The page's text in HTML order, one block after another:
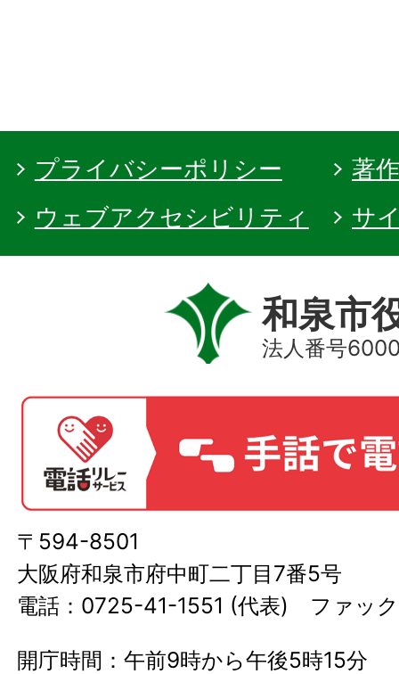
プライバシーポリシー
著
ウェブアクセシビリティ
サ
和泉市
法人番号
〒594-8501
大阪府和泉市府中町二丁目7番5号
電話：0725-41-1551 (代表) ファッ
開庁時間：午前9時から午後5時15分